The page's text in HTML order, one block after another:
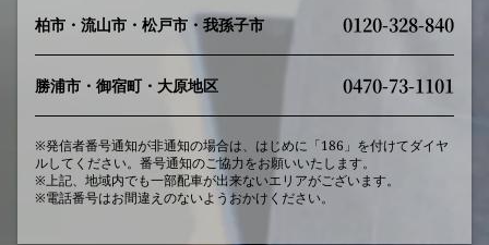
柏市・流山市・松戸市・我孫子市 0120-328-840
勝浦市・御宿町・大原地区 0470-73-1101
※発信者番号通知が非通知の場合は、はじめに「186」を付けてダイヤ
ルしてください。番号通知のご協力をお願いいたします。
※上記、地域内でも一部配車が出来ないエリアがございます。
※電話番号はお間違えのないようおかけください。